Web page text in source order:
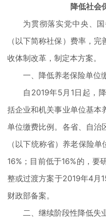
降低社会
为贯彻落实党中央、
（以下简称社保）费率，
收体制改革，制定本方案。
一、降低养老保险单位
自2019年5月1日起，
括企业和机关事业单位基本
单位缴费比例。各省、自治
（以下统称省）养老保险
16%；目前低于16%的，要
整或过渡方案于2019年4月
财政部备案。
二、继续阶段性降低失